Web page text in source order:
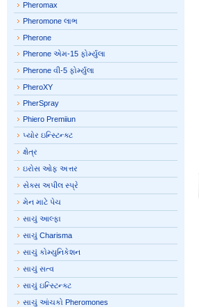
Pheromax
Pheromone લાભ
Pherone
Pherone એમ-15 ફોર્મ્યુલા
Pherone વી-5 ફોર્મ્યુલા
PheroXY
PherSpray
Phiero Premiiun
પ્યોર ઇન્સ્ટિન્ક્ટ
ક્ષેત્ર
ઇરોસ ઓફ અત્તર
સેક્સ અપીલ સ્પ્રે
મેન માટે પેચ
સાચું આલ્ફા
સાચું Charisma
સાચું કોમ્યુનિકેશન
સાચું સત્વ
સાચું ઇન્સ્ટિન્ક્ટ
સાચું આંચકો Pheromones